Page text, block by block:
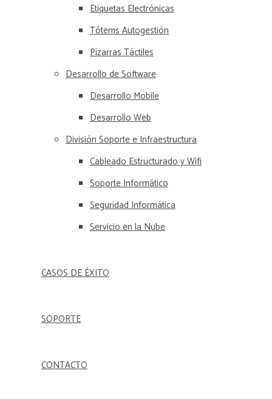
Etiquetas Electrónicas
Tótems Autogestión
Pizarras Táctiles
Desarrollo de Software
Desarrollo Mobile
Desarrollo Web
División Soporte e Infraestructura
Cableado Estructurado y Wifi
Soporte Informático
Seguridad Informática
Servicio en la Nube
CASOS DE ÉXITO
SOPORTE
CONTACTO